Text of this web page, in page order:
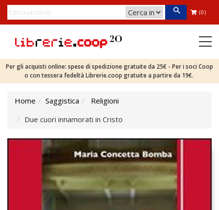
(0)
Per gli acquisti online: spese di spedizione gratuite da 25€ - Per i soci Coop
o con tessera fedeltà Librerie.coop gratuite a partire da 19€.
Home Saggistica
Religioni
Due cuori innamorati in Cristo